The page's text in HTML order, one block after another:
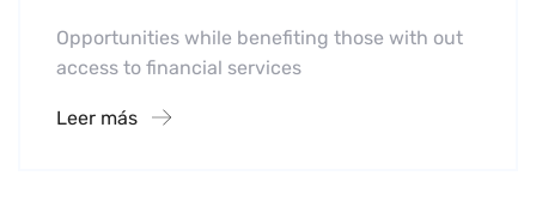
Opportunities while benefiting those with out
access to financial services
Leer más